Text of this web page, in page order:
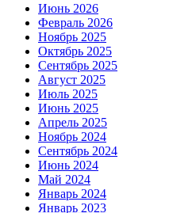
Июнь 2026
Февраль 2026
Ноябрь 2025
Октябрь 2025
Сентябрь 2025
Август 2025
Июль 2025
Июнь 2025
Апрель 2025
Ноябрь 2024
Сентябрь 2024
Июнь 2024
Май 2024
Январь 2024
Январь 2023